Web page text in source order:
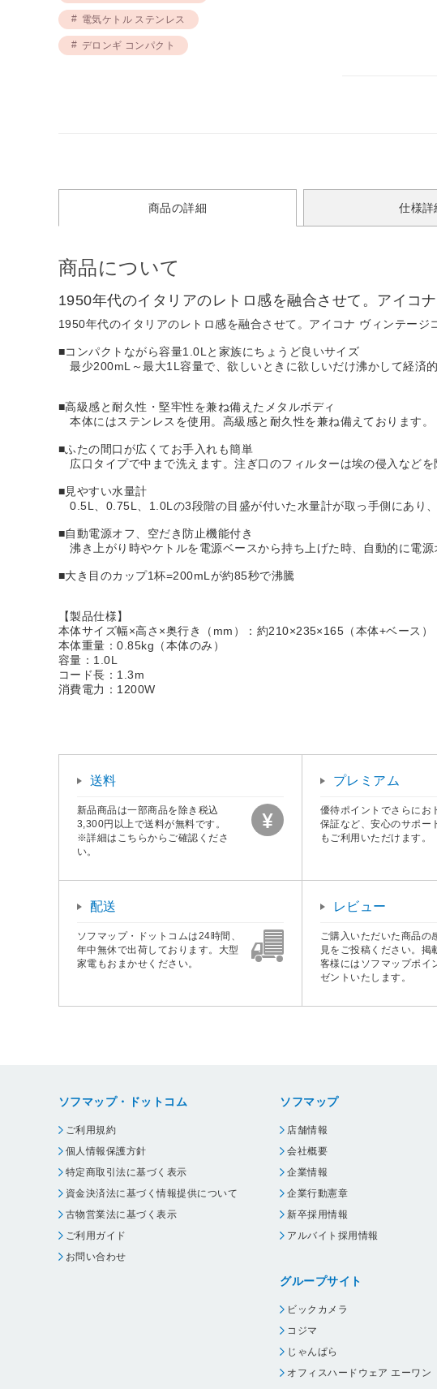
電気ケトル ステンレス
デロンギ コンパクト
商品の詳細 仕様詳
商品について
1950年代のイタリアのレトロ感を融合させて。アイコ
1950年代のイタリアのレトロ感を融合させて。アイコナ ヴィンテージ
■コンパクトながら容量1.0Lと家族にちょうど良いサイズ
最少200mL～最大1L容量で、欲しいときに欲しいだけ沸かして経済的
■高級感と耐久性・堅牢性を兼ね備えたメタルボディ
本体にはステンレスを使用。高級感と耐久性を兼ね備えております。
■ふたの間口が広くてお手入れも簡単
広口タイプで中まで洗えます。注ぎ口のフィルターは埃の侵入などを
■見やすい水量計
0.5L、0.75L、1.0Lの3段階の目盛が付いた水量計が取っ手側にあり、
■自動電源オフ、空だき防止機能付き
沸き上がり時やケトルを電源ベースから持ち上げた時、自動的に電源
■大き目のカップ1杯=200mLが約85秒で沸騰
【製品仕様】
本体サイズ幅×高さ×奥行き（mm）：約210×235×165（本体+ベース）
本体重量：0.85kg（本体のみ）
容量：1.0L
コード長：1.3m
消費電力：1200W
送料
新品商品は一部商品を除き税込
3,300円以上で送料が無料です。
※詳細はこちらからご確認くださ
い。
プレミアム
優待ポイントでさらにお
保証など、安心のサポー
もご利用いただけます。
配送
ソフマップ・ドットコムは24時間、
年中無休で出荷しております。大型
家電もおまかせください。
レビュー
ご購入いただいた商品の
見をご投稿ください。掲
客様にはソフマップポイ
ゼントいたします。
ソフマップ・ドットコム
ご利用規約
個人情報保護方針
特定商取引法に基づく表示
資金決済法に基づく情報提供について
古物営業法に基づく表示
ご利用ガイド
お問い合わせ
ソフマップ
店舗情報
会社概要
企業情報
企業行動憲章
新卒採用情報
アルバイト採用情報
グループサイト
ビックカメラ
コジマ
じゃんぱら
オフィスハードウェア エーワン